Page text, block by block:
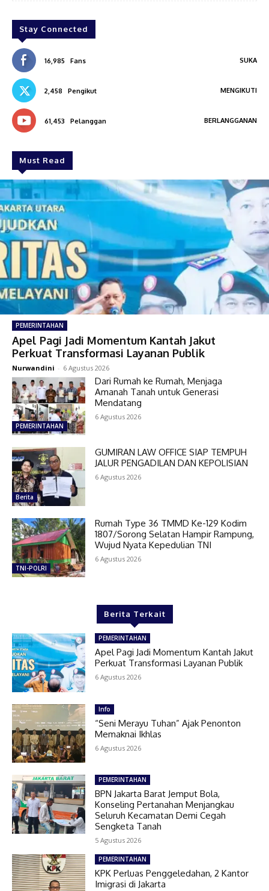
Stay Connected
16,985 Fans SUKA
2,458 Pengikut MENGIKUTI
61,453 Pelanggan BERLANGGANAN
Must Read
PEMERINTAHAN
Apel Pagi Jadi Momentum Kantah Jakut
Perkuat Transformasi Layanan Publik
Nurwandini - 6 Agustus 2026
PEMERINTAHAN
Dari Rumah ke Rumah, Menjaga
Amanah Tanah untuk Generasi
Mendatang
6 Agustus 2026
Berita
GUMIRAN LAW OFFICE SIAP TEMPUH
JALUR PENGADILAN DAN KEPOLISIAN
6 Agustus 2026
TNI-POLRI
Rumah Type 36 TMMD Ke-129 Kodim
1807/Sorong Selatan Hampir Rampung,
Wujud Nyata Kepedulian TNI
6 Agustus 2026
Berita Terkait
PEMERINTAHAN
Apel Pagi Jadi Momentum Kantah Jakut
Perkuat Transformasi Layanan Publik
6 Agustus 2026
Info
“Seni Merayu Tuhan” Ajak Penonton
Memaknai Ikhlas
6 Agustus 2026
PEMERINTAHAN
BPN Jakarta Barat Jemput Bola,
Konseling Pertanahan Menjangkau
Seluruh Kecamatan Demi Cegah
Sengketa Tanah
5 Agustus 2026
PEMERINTAHAN
KPK Perluas Penggeledahan, 2 Kantor
Imigrasi di Jakarta